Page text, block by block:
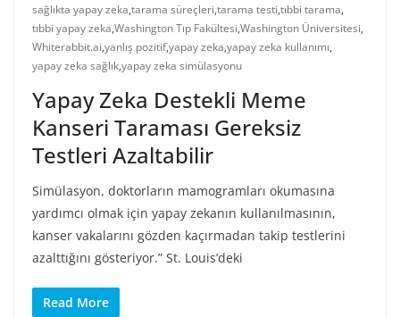
sağlıkta yapay zeka,tarama süreçleri,tarama testi,tıbbi tarama,
tıbbi yapay zeka,Washington Tıp Fakültesi,Washington Üniversitesi,
Whiterabbit.ai,yanlış pozitif,yapay zeka,yapay zeka kullanımı,
yapay zeka sağlık,yapay zeka simülasyonu
Yapay Zeka Destekli Meme
Kanseri Taraması Gereksiz
Testleri Azaltabilir
Simülasyon, doktorların mamogramları okumasına
yardımcı olmak için yapay zekanın kullanılmasının,
kanser vakalarını gözden kaçırmadan takip testlerini
azalttığını gösteriyor.” St. Louis’deki
Read More